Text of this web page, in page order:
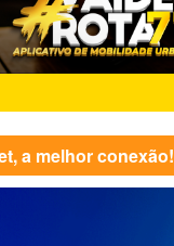
a melhor conexão!